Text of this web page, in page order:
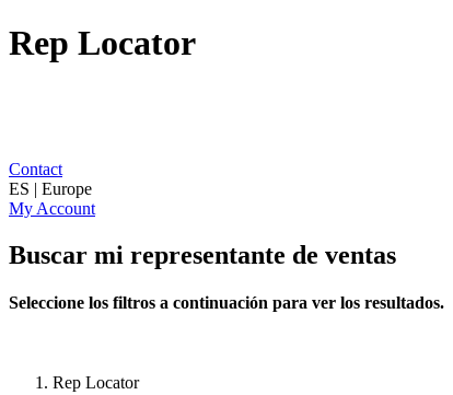
Rep Locator
Contact
ES | Europe
My Account
Buscar mi representante de ventas
Seleccione los filtros a continuación para ver los resultados.
Rep Locator